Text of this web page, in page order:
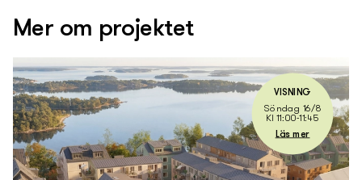
Mer om projektet
VISNING
Söndag 16/8
Kl 11:00-11:45
Läs mer